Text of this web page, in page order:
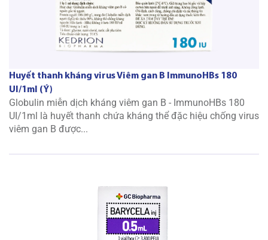
Huyết thanh kháng virus Viêm gan B ImmunoHBs 180
UI/1ml (Ý)
Globulin miễn dịch kháng viêm gan B - ImmunoHBs 180
UI/1ml là huyết thanh chứa kháng thể đặc hiệu chống virus
viêm gan B được...